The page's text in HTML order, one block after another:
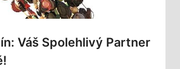
Váš Spolehlivý Partner